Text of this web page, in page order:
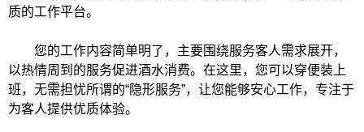
质的工作平台。
您的工作内容简单明了，主要围绕服务客人需求展开，
以热情周到的服务促进酒水消费。在这里，您可以穿便装上
班，无需担忧所谓的“隐形服务”，让您能够安心工作，专注于
为客人提供优质体验。